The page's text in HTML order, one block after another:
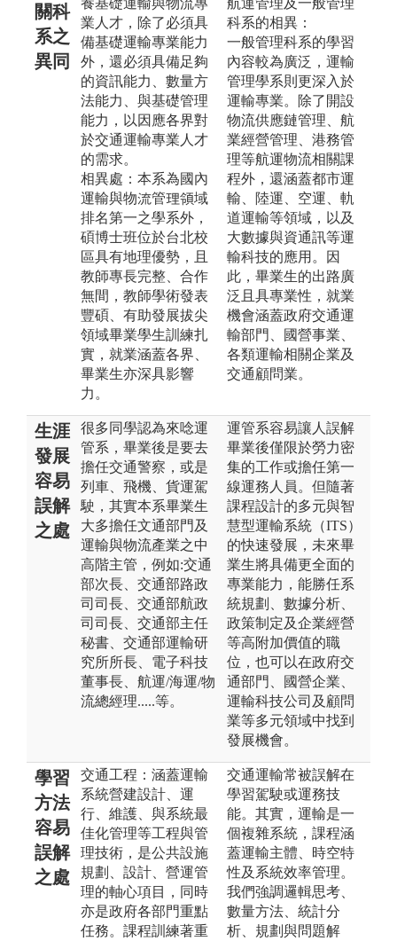
關科
系之
異同
業人才，除了必須具
備基礎運輸專業能力
外，還必須具備足夠
的資訊能力、數量方
法能力、與基礎管理
能力，以因應各界對
於交通運輸專業人才
的需求。
相異處：本系為國內
運輸與物流管理領域
排名第一之學系外，
碩博士班位於台北校
區具有地理優勢，且
教師專長完整、合作
無間，教師學術發表
豐碩、有助發展拔尖
領域畢業學生訓練扎
實，就業涵蓋各界、
畢業生亦深具影響
力。
科系的相異：
一般管理科系的學習
內容較為廣泛，運輸
管理學系則更深入於
運輸專業。除了開設
物流供應鏈管理、航
業經營管理、港務管
理等航運物流相關課
程外，還涵蓋都市運
輸、陸運、空運、軌
道運輸等領域，以及
大數據與資通訊等運
輸科技的應用。因
此，畢業生的出路廣
泛且具專業性，就業
機會涵蓋政府交通運
輸部門、國營事業、
各類運輸相關企業及
交通顧問業。
生涯
發展
容易
誤解
之處
很多同學認為來唸運
管系，畢業後是要去
擔任交通警察，或是
列車、飛機、貨運駕
駛，其實本系畢業生
大多擔任文通部門及
運輸與物流產業之中
高階主管，例如:交通
部次長、交通部路政
司司長、交通部航政
司司長、交通部主任
秘書、交通部運輸研
究所所長、電子科技
董事長、航運/海運/物
流總經理.....等。
運管系容易讓人誤解
畢業後僅限於勞力密
集的工作或擔任第一
線運務人員。但隨著
課程設計的多元與智
慧型運輸系統（ITS）
的快速發展，未來畢
業生將具備更全面的
專業能力，能勝任系
統規劃、數據分析、
政策制定及企業經營
等高附加價值的職
位，也可以在政府交
通部門、國營企業、
運輸科技公司及顧問
業等多元領域中找到
發展機會。
學習
方法
容易
誤解
之處
交通工程：涵蓋運輸
系統營建設計、運
行、維護、與系統最
佳化管理等工程與管
理技術，是公共設施
規劃、設計、營運管
理的軸心項目，同時
亦是政府各部門重點
任務。課程訓練著重
交通運輸常被誤解在
學習駕駛或運務技
能。其實，運輸是一
個複雜系統，課程涵
蓋運輸主體、時空特
性及系統效率管理。
我們強調邏輯思考、
數量方法、統計分
析、規劃與問題解